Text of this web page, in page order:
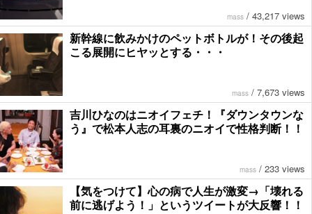
mass / 43,217 views
新幹線に飲みかけのペットボトルが！その後起
こる展開にヒヤッとする・・・
mass / 7,673 views
吉川ひなのはニオイフェチ！『ダウンタウンな
う』で松本人志の耳裏のニオイで性格判断！！
mass / 233 views
【気をつけて】心の病で人生が激変→「壊れる
前に逃げよう！」というツイートが大反響！！